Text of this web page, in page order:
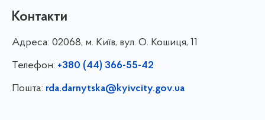
Контакти
Адреса: 02068, м. Київ, вул. О. Кошиця, 11
Телефон: +380 (44) 366-55-42
Пошта: rda.darnytska@kyivcity.gov.ua